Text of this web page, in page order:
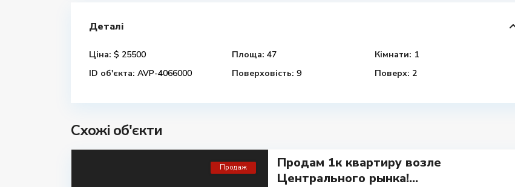
Деталі
Ціна: $ 25500 Площа: 47 Кімнати: 1
ID об'єкта: AVP-4066000 Поверховість: 9 Поверх: 2
Схожі об'єкти
Продаж
Продам 1к квартиру возле
Центрального рынка!...